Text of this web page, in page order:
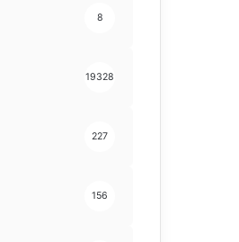
8
19328
227
156